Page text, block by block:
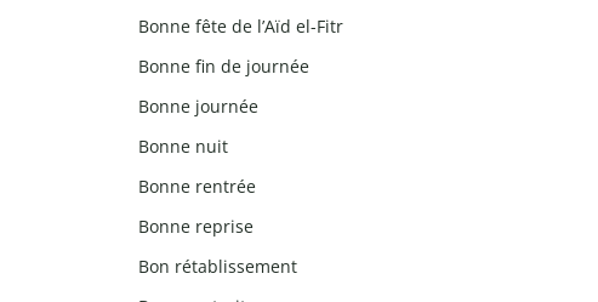
Bonne fête de l’Aïd el-Fitr
Bonne fin de journée
Bonne journée
Bonne nuit
Bonne rentrée
Bonne reprise
Bon rétablissement